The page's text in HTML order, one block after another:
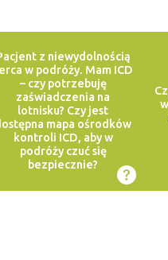
z niewydolnością
w podróży. Mam ICD
– czy potrzebuję
zaświadczenia na
lotnisku? Czy jest
mapa ośrodków
kontroli ICD, aby w
podróży czuć się
bezpiecznie?